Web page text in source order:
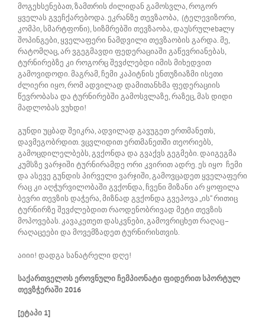
მოგეხსენებათ, ზამთრის ძილიდან გამოსვლა, როგორ
ყველას გვეჩქარებოდა. ეკრანზე თევზაობა, (ტელევიზორი,
კომპი, სმარტფონი), სიზმრებში თევზაობა, დაუსრულebaლy
შოპინგები, ყველაფერი ნამდვილი თევზაობის გარდა. მე,
რატომღაც, არ ვგეგმავდი ფედერაციაში გაწევრიანებას,
ტურნირებზე კი როგორც შევძლებდი იმის მიხედვით
გამოვიდოდი. მაგრამ, ჩემი კაპიტნის ენთუზიაზმი ისეთი
ძლიერი იყო, რომ ადვილად დამითანხმა ფედერაციის
წევრობასა და ტურნირებში გამოსვლაზე, რაზეც, მას დიდი
მადლობას ვუხდი!
გუნდი უცბად შეიკრა, ადვილად გავუგეთ ერთმანეთს,
დავმეგობრდით. ვცვლიდით ერთმანეთში თეორიებს,
გამოცდილელბებს, გვქონდა და გვაქვს გეგმები. დაიგეგმა
კუმსზე ვარჯიში ტურნირამდე ორი კვირით ადრე. ეს იყო ჩემი
და ასევე გუნდის პირველი ვარჯიში, გამოვცადეთ ყველაფერი
რაც კი აღჭურვილობაში გვქონდა, ჩვენი მიზანი არ ყოფილა
ბევრი თევზის დაჭერა, მიზნად გვქონდა გვეპოვა „ის“ რითიც
ტურნირზე შევძლებდით რაოდენობრივად მეტი თევზის
მოპოვებას. კავაკეთეთ დასკვნები, გამოვრიცხეთ რაღაც–
რაღაცეები და მოვემზადეთ ტურნირისთვის.
აიიი! დადგა სანატრელი დღე!
საქართველოსეროვნულიჩემპიონატიფიდერითსპორტულ
თევზჭერაში 2016
[ეტაპი 1]